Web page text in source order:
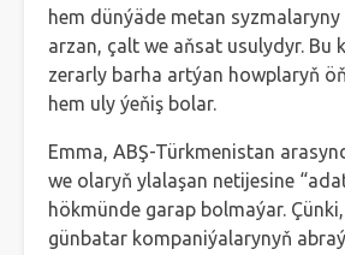
hem dünýäde metan
arzan, çalt we aňsat usulydyr. Bu
zerarly barha artýan howplaryň
hem uly ýeňiş bolar.
Emma, ABŞ-Türkmenistan
we olaryň ylalaşan netijesine
hökmünde garap bolmaýar.
günbatar kompaniýalarynyň